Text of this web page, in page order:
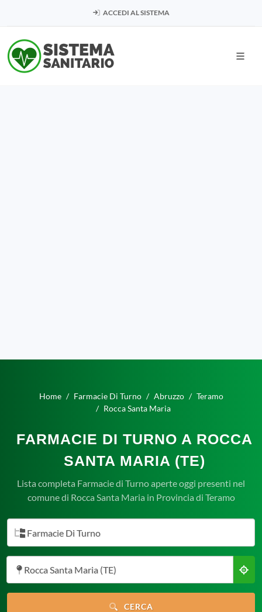
ACCEDI AL SISTEMA
Home Farmacie Di Turno Abruzzo
Teramo
Rocca Santa Maria
FARMACIE DI TURNO A ROCCA
SANTA MARIA (TE)
Lista completa Farmacie di Turno aperte oggi presenti nel
comune di Rocca Santa Maria in Provincia di Teramo
Farmacie Di Turno
Rocca Santa Maria (TE)
CERCA